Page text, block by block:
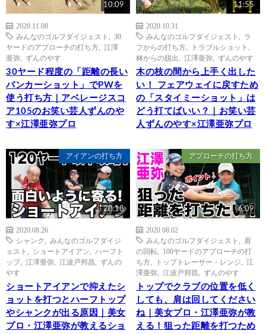
10:09
2020.11.08
みんなのゴルフダイジェスト
30
ヤードのアプローチの打ち方
江澤
亜弥
ずんのやす
30ヤード程度の「距離の長い
バンカーショット」でPWを
使う打ち方｜アベレージスコ
ア105のお笑い芸人ずんのや
す×江澤亜弥プロ
11:55
2020.10.31
みんなのゴルフダイジェスト
ラ
フからの打ち方
トラブルショット
林からの脱出
江澤亜弥 ずんのやす
木の枝の間から上手く出した
い！ フェアウェイに戻すため
の「スタイミーショット」は
どう打てばいい？｜お笑い芸
人ずんのやす×江澤亜弥プロ
アイアンの打ち方
20:18
2020.08.26
シャンク
みんなのゴルフダイジ
ェスト
ショートアイアン
ハーフト
ップ, 江澤亜弥 江波戸邦昌
ずんの
やす
ショートアイアンで抑えたシ
ョットを打つとハーフトップ
やシャンクが出る原因｜美女
プロ・江澤亜弥が教えるショ
アプローチの打ち方
6:09
2020.08.02
みんなのゴルフダイジェスト
肩
の回転
100ヤードのアプローチの打
ち方
トップトレーサー・レンジ
江
澤亜弥
江波戸邦昌 ずんのやす
トップでクラブの位置を低く
しても、肩は回してください
ね｜美女プロ・江澤亜弥が教
える！狙った距離を打つため